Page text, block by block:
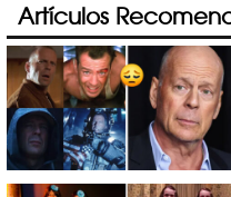
Artículos